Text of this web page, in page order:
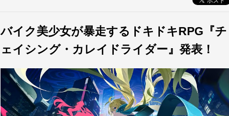
バイク美少女が暴走するドキドキRPG『チ
ェイシング・カレイドライダー』発表！